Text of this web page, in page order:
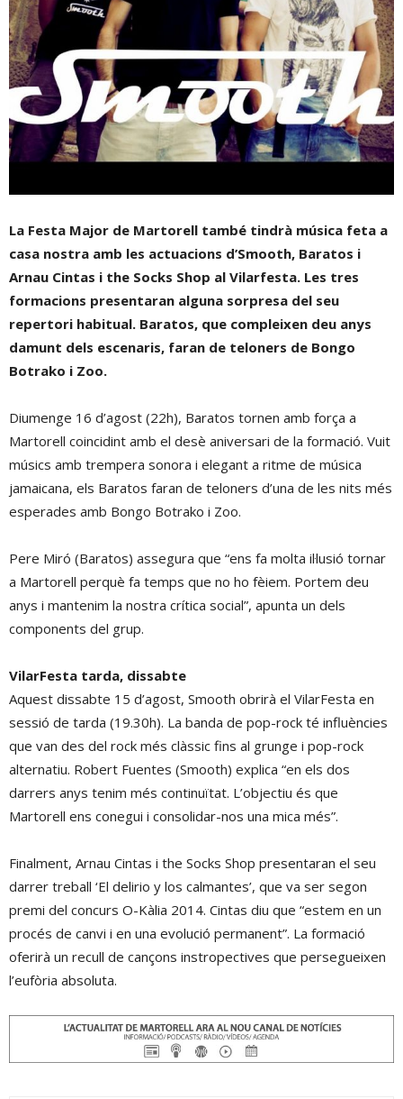
La Festa Major de Martorell també tindrà música feta a
casa nostra amb les actuacions d’Smooth, Baratos i
Arnau Cintas i the Socks Shop al Vilarfesta. Les tres
formacions presentaran alguna sorpresa del seu
repertori habitual. Baratos, que compleixen deu anys
damunt dels escenaris, faran de teloners de Bongo
Botrako i Zoo.
Diumenge 16 d’agost (22h), Baratos tornen amb força a
Martorell coincidint amb el desè aniversari de la formació. Vuit
músics amb trempera sonora i elegant a ritme de música
jamaicana, els Baratos faran de teloners d’una de les nits més
esperades amb Bongo Botrako i Zoo.
Pere Miró (Baratos) assegura que “ens fa molta il·lusió tornar
a Martorell perquè fa temps que no ho fèiem. Portem deu
anys i mantenim la nostra crítica social”, apunta un dels
components del grup.
VilarFesta tarda, dissabte
Aquest dissabte 15 d’agost, Smooth obrirà el VilarFesta en
sessió de tarda (19.30h). La banda de pop-rock té influències
que van des del rock més clàssic fins al grunge i pop-rock
alternatiu. Robert Fuentes (Smooth) explica “en els dos
darrers anys tenim més continuïtat. L’objectiu és que
Martorell ens conegui i consolidar-nos una mica més”.
Finalment, Arnau Cintas i the Socks Shop presentaran el seu
darrer treball ‘El delirio y los calmantes’, que va ser segon
premi del concurs O-Kàlia 2014. Cintas diu que “estem en un
procés de canvi i en una evolució permanent”. La formació
oferirà un recull de cançons instropectives que persegueixen
l’eufòria absoluta.